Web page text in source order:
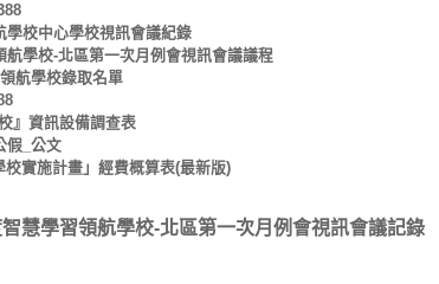
學校中心學校視訊會議紀錄
航學校-北區第一次月例會視訊會議議程
航學校錄取名單
』資訊設備調查表
假_公文
實施計畫」經費概算表(最新版)
慧學習領航學校-北區第一次月例會視訊會議記錄